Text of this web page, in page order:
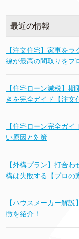
最近の情報
【注文住宅】家事を
線が最高の間取りをプ
【住宅ローン減税】
きを完全ガイド【注文
【住宅ローン完全ガ
い原因と対策
【外構プラン】打合
構は失敗する【プロの
【ハウスメーカー解
徴を紹介！